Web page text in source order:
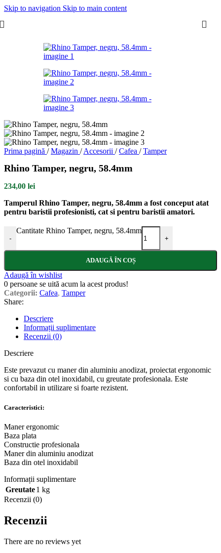
Skip to navigation Skip to main content
Prima pagină / Magazin / Accesorii / Cafea / Tamper
Rhino Tamper, negru, 58.4mm
234,00 lei
Tamperul Rhino Tamper, negru, 58.4mm a fost conceput atat
pentru baristii profesionisti, cat si pentru baristii amatori.
-
Cantitate Rhino Tamper, negru, 58.4mm
+
ADAUGĂ ÎN COȘ
Adaugă în wishlist
0 persoane se uită acum la acest produs!
Categorii: Cafea, Tamper
Share:
Descriere
Informații suplimentare
Recenzii (0)
Descriere
Este prevazut cu maner din aluminiu anodizat, proiectat ergonomic
si cu baza din otel inoxidabil, cu greutate profesionala. Este
confortabil in utilizare si foarte rezistent.
Caracteristici:
Maner ergonomic
Baza plata
Constructie profesionala
Maner din aluminiu anodizat
Baza din otel inoxidabil
Informații suplimentare
Greutate1 kg
Recenzii (0)
Recenzii
There are no reviews yet